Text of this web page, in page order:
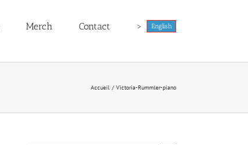
Merch Contact > English
Accueil Victoria-Rummler-piano